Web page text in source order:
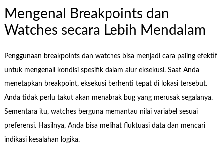
Mengenal Breakpoints dan
Watches secara Lebih Mendalam
Penggunaan breakpoints dan watches bisa menjadi cara paling efektif
untuk mengenali kondisi spesifik dalam alur eksekusi. Saat Anda
menetapkan breakpoint, eksekusi berhenti tepat di lokasi tersebut.
Anda tidak perlu takut akan menabrak bug yang merusak segalanya.
Sementara itu, watches berguna memantau nilai variabel sesuai
preferensi. Hasilnya, Anda bisa melihat fluktuasi data dan mencari
indikasi kesalahan logika.